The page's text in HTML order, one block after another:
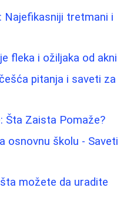
Najefikasniji tretmani i
fleka i ožiljaka od akni
pitanja i saveti za
Šta Zaista Pomaže?
osnovnu školu - Saveti
možete da uradite